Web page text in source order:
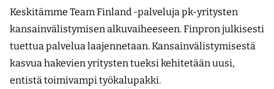
Keskitämme Team Finland -palveluja pk-yritysten
kansainvälistymisen alkuvaiheeseen. Finpron julkisesti
tuettua palvelua laajennetaan. Kansainvälistymisestä
kasvua hakevien yritysten tueksi kehitetään uusi,
entistä toimivampi työkalupakki.